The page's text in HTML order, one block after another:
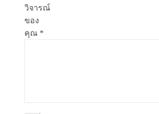
วิจารณ์
ของ
คุณ *